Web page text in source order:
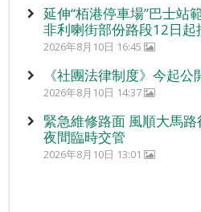
延伸“栢港停車場”巴士
非利喇街部份路段12日起
2026年8月10日 16:45
《社團法律制度》今起公
2026年8月10日 14:37
緊急維修路面 風順大馬
夜間臨時交管
2026年8月10日 13:01